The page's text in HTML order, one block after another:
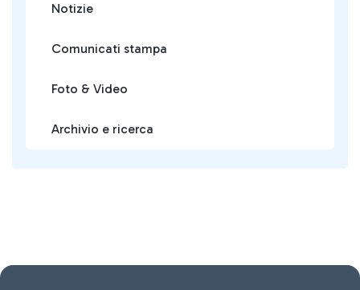
Notizie
Comunicati stampa
Foto & Video
Archivio e ricerca